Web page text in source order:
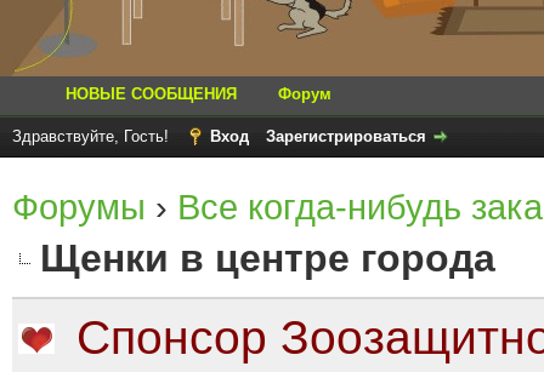
НОВЫЕ СООБЩЕНИЯ Форум
Здравствуйте, Гость! Вход Зарегистрироваться
Форумы › Все когда-нибудь
Щенки в центре города
Спонсор